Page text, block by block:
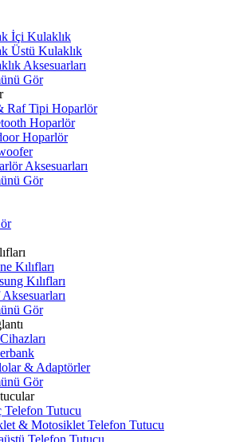
İçi Kulaklık
Üstü Kulaklık
Aksesuarları
Gör
Raf Tipi Hoparlör
Hoparlör
Hoparlör
Aksesuarları
Gör
Kılıfları
Kılıfları
Aksesuarları
Gör
& Adaptörler
Gör
Telefon Tutucu
& Motosiklet Telefon Tutucu
Telefon Tutucu